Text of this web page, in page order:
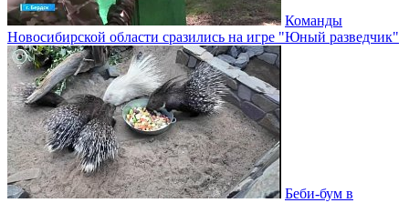
Команды
Новосибирской области сразились на игре "Юный разведчик"
Беби-бум в